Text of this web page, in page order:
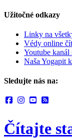
Užitočné odkazy
Linky na
Védy online
Youtube kanál
Naša Yogapit
Sledujte nás na:
Čítajte